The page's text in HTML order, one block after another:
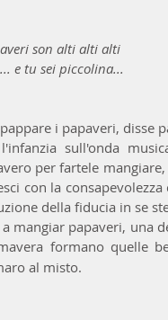
son alti alti alti
e tu sei piccolina...
i papaveri, disse
sull'onda
per fartele
con la
della fiducia in se
formano quelle
al misto.